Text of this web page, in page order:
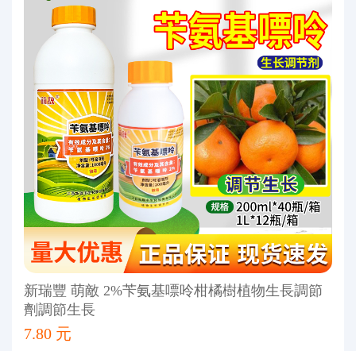
新瑞豐 萌敵 2%苄氨基嘌呤柑橘樹植物生長調節
劑調節生長
7.80 元